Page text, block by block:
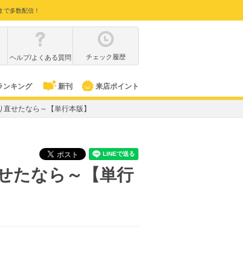
多数配信！
ヘルプ/よくある質問 チェック履歴
ンキング 新刊 来店ポイント
せたなら～【単行本版】
たなら～【単行